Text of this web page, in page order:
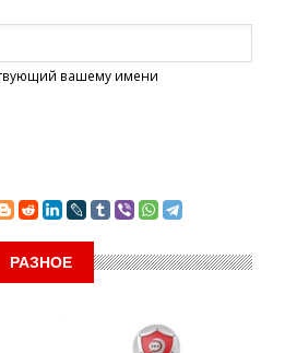
вашему имени
РАЗНОЕ